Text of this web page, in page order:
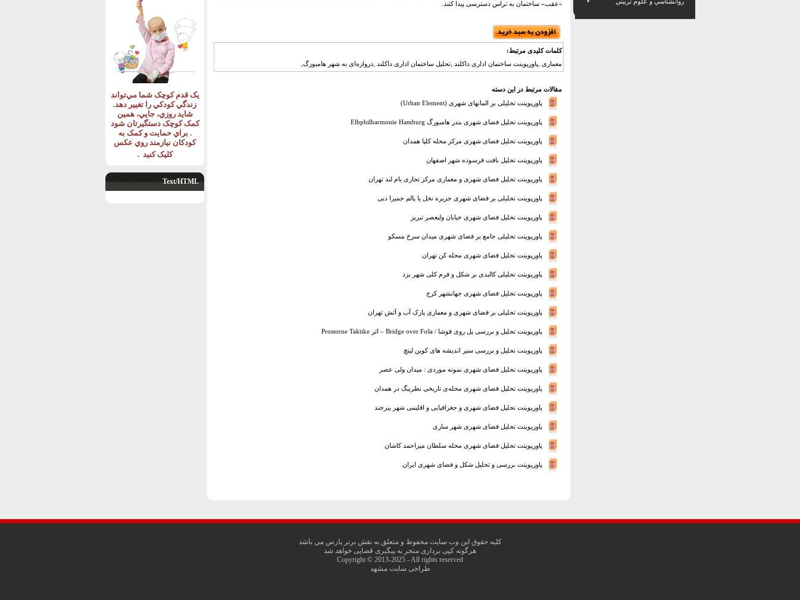
يک قدم کوچک شما مي‌تواند
زندگي کودکي را تغيير دهد.
شايد روزي، جايي، همين
کمک کوچک دستگيرتان شود
. براي حمايت و کمک به
کودکان نيازمند روي عکس
کليک کنيد .
Text/HTML
«عقب» ساختمان به تراس دسترسی پیدا کنند.
کلمات کلیدی مرتبط:
معماری ,پاورپوینت ساختمان اداری داکلند ,تحلیل ساختمان اداری داکلند ,دروازه‌ای به شهر هامبورگ,
مقالات مرتبط در این دسته
پاورپوینت تحلیلی بر المانهای شهری (Urban Element)
پاورپوینت تحلیل فضای شهری بندر هامبورگ Elbphilharmonie Hamburg
پاورپوینت تحلیل فضای شهری مرکز محله کلپا همدان
پاورپوینت تحلیل بافت فرسوده شهر اصفهان
پاورپوینت تحلیل فضای شهری و معماری مرکز تجاری بام لند تهران
پاورپوینت تحلیلی بر فضای شهری جزیره نخل یا پالم جمیرا دبی
پاورپوینت تحلیل فضای شهری خیابان ولیعصر تبریز
پاورپوینت تحلیلی جامع بر فضای شهری میدان سرخ مسکو
پاورپوینت تحلیل فضای شهری محله کن تهران
پاورپوینت تحلیلی کالبدی بر شکل و فرم کلی شهر یزد
پاورپوینت تحلیل فضای شهری جهانشهر کرج
پاورپوینت تحلیلی بر فضای شهری و معماری پارک آب و آتش تهران
پاورپوینت تحلیل و بررسی پل روی فوشا / Bridge over Foša – اثر Prostorne Taktike
پاورپوینت تحلیل و بررسی سیر اندیشه های کوین لینچ
پاورپوینت تحلیل فضای شهری نمونه موردی : میدان ولی عصر
پاورپوینت تحلیل فضای شهری محله‌ی تاریخی نظربیگ در همدان
پاورپوینت تحلیل فضای شهری و جغرافیایی و اقلیمی شهر بیرجند
پاورپوینت تحلیل فضای شهری شهر ساری
پاورپوینت تحلیل فضای شهری محله سلطان ميراحمد کاشان
پاورپوینت بررسی و تحلیل شکل و فضای شهری ایران
کليه حقوق اين وب سايت محفوظ و متعلق به نقش برتر پارس مي باشد
هرگونه کپی برداری منجر به پیگیری قضایی خواهد شد
Copyright © 2013-2025 - All rights reserved
طراحی سایت مشهد